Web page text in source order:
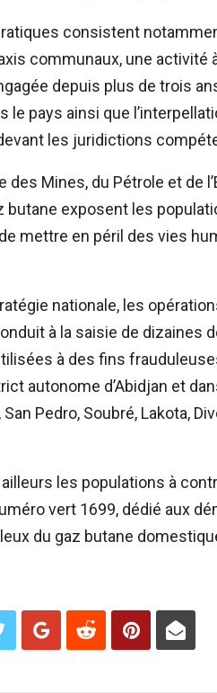
consistent
communaux, une activité
depuis plus de trois
le pays ainsi que
les juridictions
Mines, du Pétrole et de
exposent les
mettre en péril des vies
nationale, les
à la saisie de dizaines
à des fins
autonome d’Abidjan et
Pedro, Soubré, Lakota,
les populations à
vert 1699, dédié aux
du gaz butane